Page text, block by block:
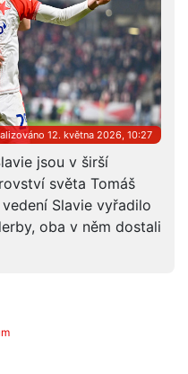
12. května 2026, 10:27
jsou v širší
světa Tomáš
Slavie vyřadilo
oba v něm dostali